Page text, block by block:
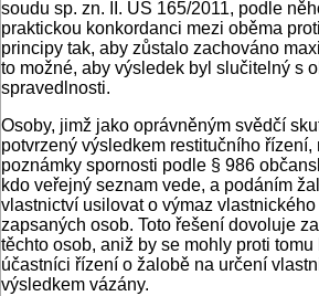
soudu sp. zn. II. ÚS 165/2011, podle
praktickou konkordanci mezi oběma
principy tak, aby zůstalo zachováno
to možné, aby výsledek byl slučitelný s
spravedlnosti.
Osoby, jimž jako oprávněným svědčí
potvrzený výsledkem restitučního
poznámky spornosti podle § 986
kdo veřejný seznam vede, a podáním
vlastnictví usilovat o výmaz vlastnického
zapsaných osob. Toto řešení dovoluje
těchto osob, aniž by se mohly proti
účastníci řízení o žalobě na určení
výsledkem vázány.